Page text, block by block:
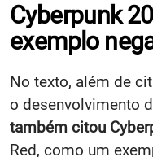
Cyberpunk
exemplo
No texto, além de
o desenvolvimento
também citou
Red, como um